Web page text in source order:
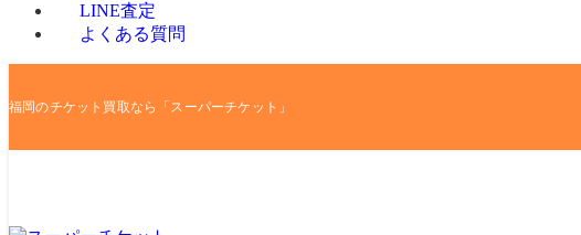
LINE査定
よくある質問
福岡のチケット買取なら「スーパーチケット」